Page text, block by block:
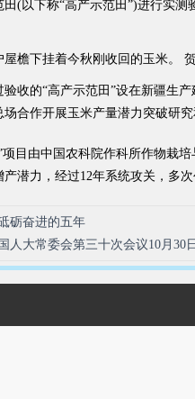
(以下称“高产示范田”)进行实测
屋檐下挂着今秋刚收回的玉米。
的“高产示范田”设在新疆生产
合作开展玉米产量潜力突破研
由中国农科院作科所作物栽培
潜力，经过12年系统攻关，多
砺奋进的五年
人大常委会第三十次会议10月30